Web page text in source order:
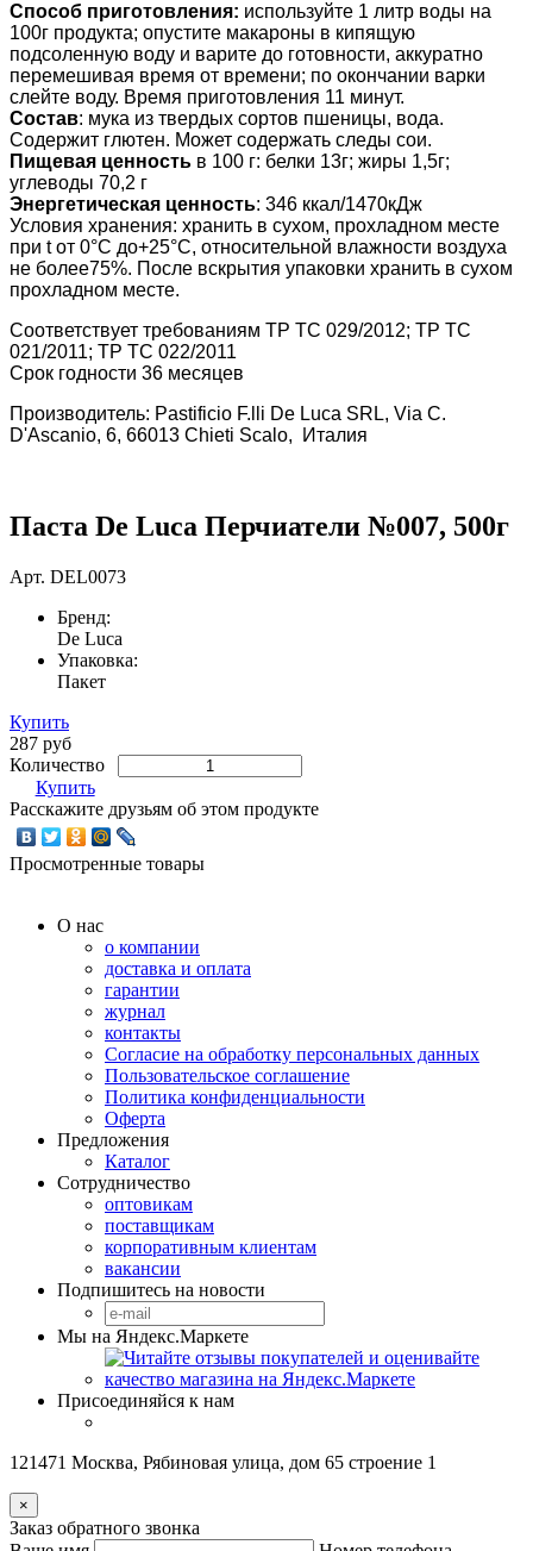
Способ приготовления: используйте 1 литр воды на
100г продукта; опустите макароны в кипящую
подсоленную воду и варите до готовности, аккуратно
перемешивая время от времени; по окончании варки
слейте воду. Время приготовления 11 минут.
Состав: мука из твердых сортов пшеницы, вода.
Содержит глютен. Может содержать следы сои.
Пищевая ценность в 100 г: белки 13г; жиры 1,5г;
углеводы 70,2 г
Энергетическая ценность: 346 ккал/1470кДж
Условия хранения: хранить в сухом, прохладном месте
при t от 0°С до+25°С, относительной влажности воздуха
не более75%. После вскрытия упаковки хранить в сухом
прохладном месте.
Соответствует требованиям ТР ТС 029/2012; ТР ТС
021/2011; ТР ТС 022/2011
Срок годности 36 месяцев
Производитель: Pastificio F.lli De Luca SRL, Via C.
D'Ascanio, 6, 66013 Chieti Scalo, Италия
Паста De Luca Перчиатели №007, 500г
Арт. DEL0073
Бренд:
De Luca
Упаковка:
Пакет
Купить
287 руб
Количество
Купить
Расскажите друзьям об этом продукте
Просмотренные товары
О нас
о компании
доставка и оплата
гарантии
журнал
контакты
Согласие на обработку персональных данных
Пользовательское соглашение
Политика конфиденциальности
Оферта
Предложения
Каталог
Сотрудничество
оптовикам
поставщикам
корпоративным клиентам
вакансии
Подпишитесь на новости
Мы на Яндекс.Маркете
Присоединяйся к нам
121471 Москва, Рябиновая улица, дом 65 строение 1
×
Заказ обратного звонка